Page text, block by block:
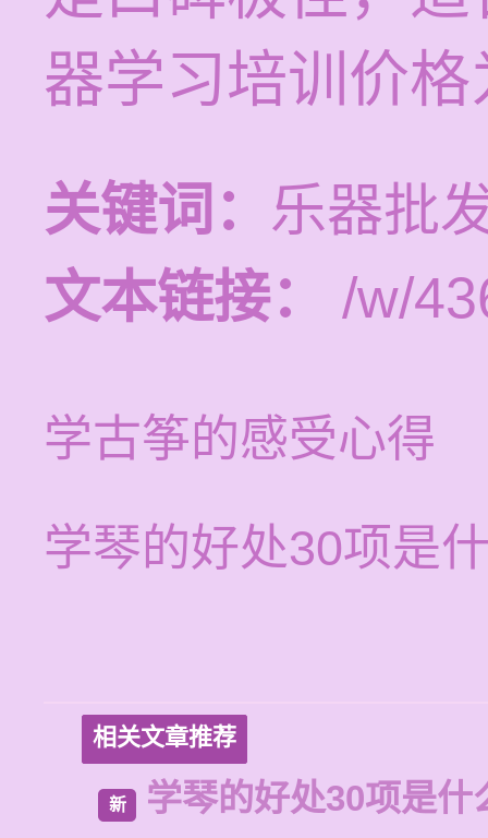
器学习培训价
关键词： 乐器批
文本链接：
/w/
学古筝的感受心得
学琴的好处30项是
相关文章推荐
新 学琴的好处30项是什